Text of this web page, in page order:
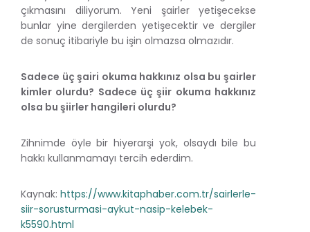
çıkmasını diliyorum. Yeni şairler yetişecekse
bunlar yine dergilerden yetişecektir ve dergiler
de sonuç itibariyle bu işin olmazsa olmazıdır.
Sadece üç şairi okuma hakkınız olsa bu şairler
kimler olurdu? Sadece üç şiir okuma hakkınız
olsa bu şiirler hangileri olurdu?
Zihnimde öyle bir hiyerarşi yok, olsaydı bile bu
hakkı kullanmamayı tercih ederdim.
Kaynak: https://www.kitaphaber.com.tr/sairlerle-
siir-sorusturmasi-aykut-nasip-kelebek-
k5590.html